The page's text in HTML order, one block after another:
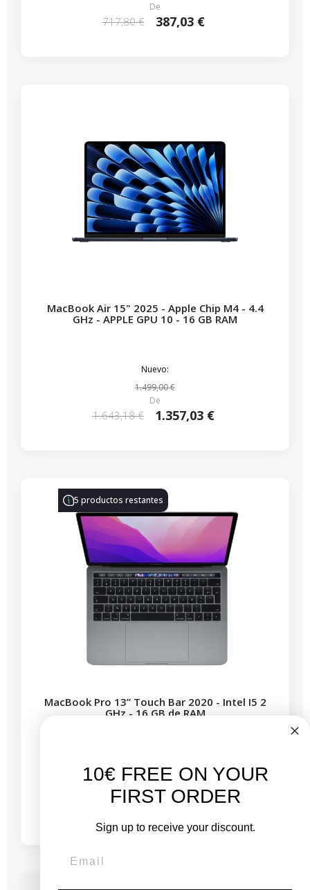
De
717,80 € 387,03 €
MacBook Air 15" 2025 - Apple Chip M4 - 4.4
GHz - APPLE GPU 10 - 16 GB RAM
Nuevo:
1.499,00 €
De
1.643,18 € 1.357,03 €
5 productos restantes
MacBook Pro 13” Touch Bar 2020 - Intel I5 2
GHz - 16 GB de RAM
1.799,00 €
De
REBAJAS
10€ FREE ON YOUR
FIRST ORDER
Sign up to receive your discount.